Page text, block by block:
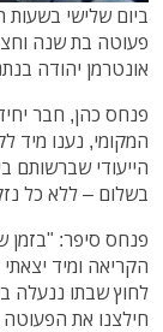
ביום שלישי
פעוטה בת שנה
אונטרמן יהודה
פנחס כהן, חבר
המקומי, נענו מיד
הייעודי שברשותם
בשלום – ללא כל
פנחס סיפר: "בזמן
הקריאה ומיד
לחוץ שבתו ננעלה
חילצנו את הפעוטה